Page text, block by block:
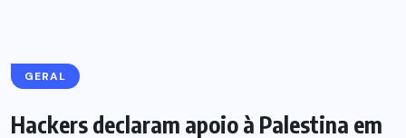
GERAL
Hackers declaram apoio à Palestina em